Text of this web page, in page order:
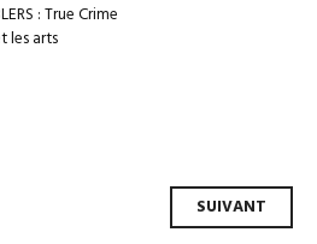
: True Crime
les arts
SUIVANT